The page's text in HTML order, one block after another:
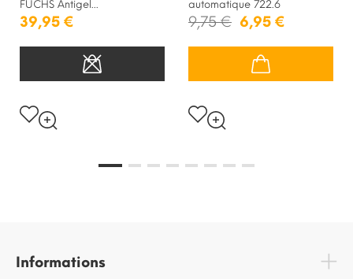
FUCHS Antigel...
39,95 €
automatique 722.6
9,75 € 6,95 €
Informations